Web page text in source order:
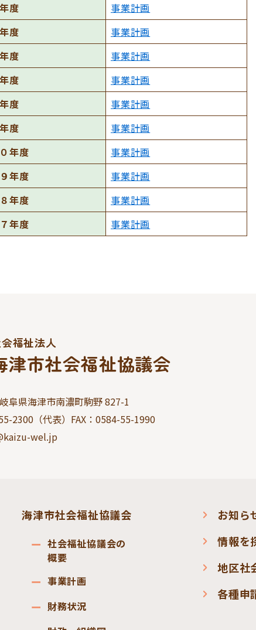
度
事業計画
度
事業計画
度
事業計画
度
事業計画
度
事業計画
度
事業計画
年度
事業計画
年度
事業計画
年度
事業計画
年度
事業計画
福祉法人
津市社会福祉協議会
阜県海津市南濃町駒野 827-1
2300 （代表）FAX： 0584-55-1990
wel.jp
海津市社会福祉協議会
社会福祉協議会の
概要
事業計画
財務状況
お知ら
情報を
地区社
各種申